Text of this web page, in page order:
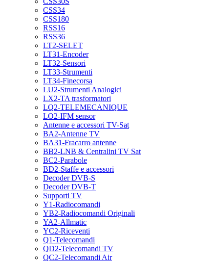
CSS34
CSS180
RSS16
RSS36
LT2-SELET
LT31-Encoder
LT32-Sensori
LT33-Strumenti
LT34-Finecorsa
LU2-Strumenti Analogici
LX2-TA trasformatori
LQ2-TELEMECANIQUE
LO2-IFM sensor
Antenne e accessori TV-Sat
BA2-Antenne TV
BA31-Fracarro antenne
BB2-LNB & Centralini TV Sat
BC2-Parabole
BD2-Staffe e accessori
Decoder DVB-S
Decoder DVB-T
Supporti TV
Y1-Radiocomandi
YB2-Radiocomandi Originali
YA2-Allmatic
YC2-Riceventi
Q1-Telecomandi
QD2-Telecomandi TV
QC2-Telecomandi Air